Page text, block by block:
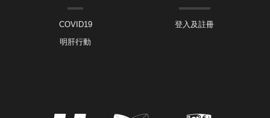
COVID19
明肝行動
登入及註冊